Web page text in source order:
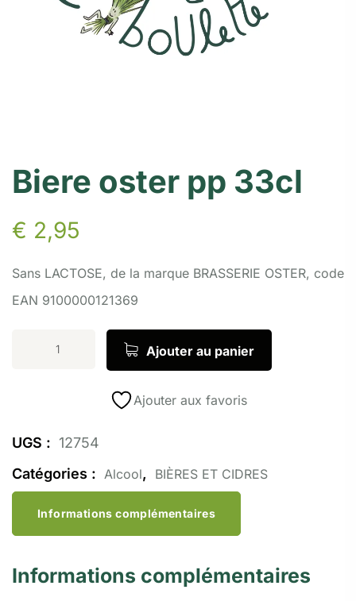
Biere oster pp 33cl
€ 2,95
Sans LACTOSE, de la marque BRASSERIE OSTER, code
EAN 9100000121369
Ajouter au panier
Ajouter aux favoris
UGS : 12754
Catégories : Alcool, BIÈRES ET CIDRES
Informations complémentaires
Informations complémentaires